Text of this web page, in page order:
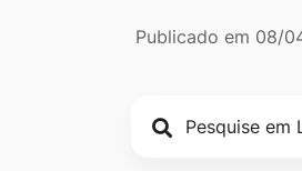
busca
de
Publicado em 08/